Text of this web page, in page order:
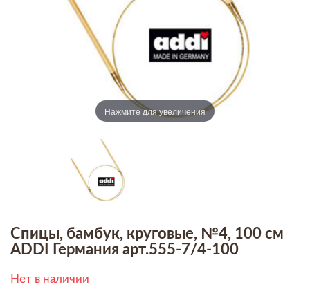
Нажмите для увеличения
Спицы, бамбук, круговые, №4, 100 см
ADDI Германия арт.555-7/4-100
Нет в наличии